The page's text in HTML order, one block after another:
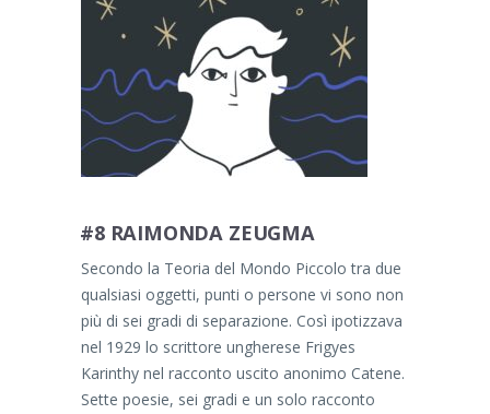
#8 RAIMONDA ZEUGMA
Secondo la Teoria del Mondo Piccolo tra due
qualsiasi oggetti, punti o persone vi sono non
più di sei gradi di separazione. Così ipotizzava
nel 1929 lo scrittore ungherese Frigyes
Karinthy nel racconto uscito anonimo Catene.
Sette poesie, sei gradi e un solo racconto